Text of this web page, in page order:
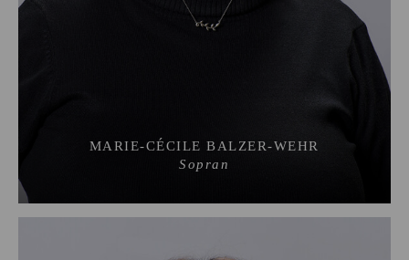
MARIE-CÉCILE BALZER-WEHR
Sopran